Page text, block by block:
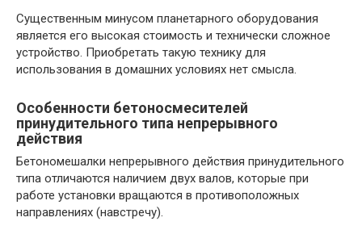
Существенным минусом планетарного оборудования
является его высокая стоимость и технически сложное
устройство. Приобретать такую технику для
использования в домашних условиях нет смысла.
Особенности бетоносмесителей
принудительного типа непрерывного
действия
Бетономешалки непрерывного действия принудительного
типа отличаются наличием двух валов, которые при
работе установки вращаются в противоположных
направлениях (навстречу).